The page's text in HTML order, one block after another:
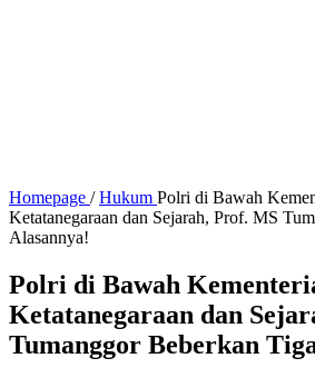
Homepage / Hukum Polri di Bawah
Ketatanegaraan dan Sejarah, Prof. MS
Alasannya!
Polri di Bawah
Ketatanegaraan dan
Tumanggor Beberkan